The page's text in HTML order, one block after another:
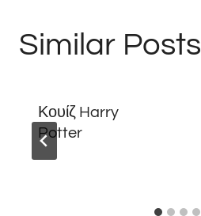
Similar Posts
Κουίζ Harry
Potter